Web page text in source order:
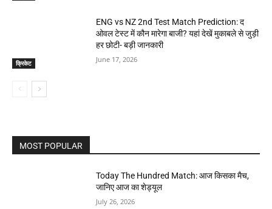
क्रिकेट
ENG vs NZ 2nd Test Match Prediction: द
ओवल टेस्ट में कौन मारेगा बाजी? यहां देखें मुकाबले से जुड़ी
हर छोटी- बड़ी जानकारी
June 17, 2026
MOST POPULAR
Today The Hundred Match: आज किसका मैच,
जानिए आज का शेड्यूल
July 26, 2026